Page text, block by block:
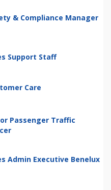
& Compliance Manager
Support Staff
Care
Passenger Traffic
Admin Executive Benelux